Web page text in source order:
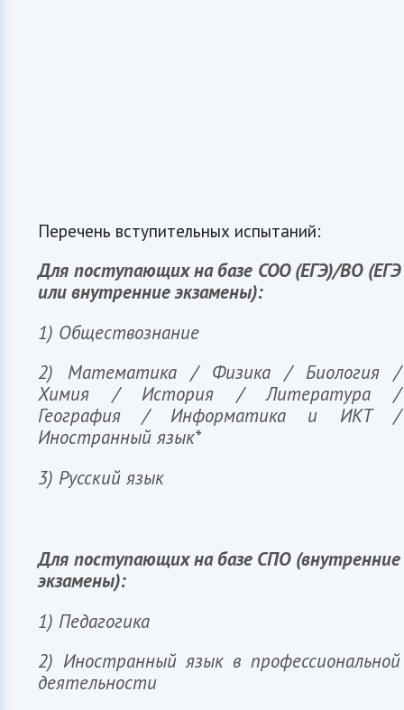
Перечень вступительных испытаний:
Для поступающих на базе СОО (ЕГЭ)/ВО (ЕГЭ
или внутренние экзамены):
1) Обществознание
2) Математика / Физика / Биология /
Химия / История / Литература /
География / Информатика и ИКТ /
Иностранный язык*
3) Русский язык
Для поступающих на базе СПО (внутренние
экзамены):
1) Педагогика
2) Иностранный язык в профессиональной
деятельности